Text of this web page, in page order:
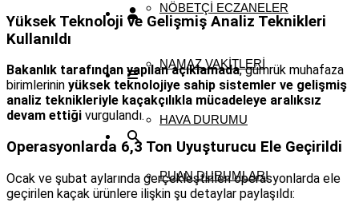
NÖBETÇI ECZANELER
NAMAZ VAKITLERI
HAVA DURUMU
PUAN DURUMLARI
Yüksek Teknoloji ve Gelişmiş Analiz Teknikleri
Kullanıldı
Bakanlık tarafından yapılan açıklamada, gümrük muhafaza
birimlerinin yüksek teknolojiye sahip sistemler ve gelişmiş
analiz teknikleriyle kaçakçılıkla mücadeleye aralıksız
devam ettiği vurgulandı.
Operasyonlarda 6,3 Ton Uyuşturucu Ele Geçirildi
Ocak ve şubat aylarında gerçekleştirilen operasyonlarda ele
geçirilen kaçak ürünlere ilişkin şu detaylar paylaşıldı: